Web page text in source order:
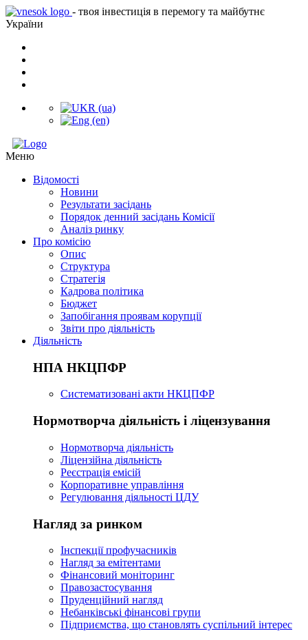
- твоя інвестиція в перемогу та майбутнє
України
Меню
Відомості
Новини
Результати засідань
Порядок денний засідань Комісії
Аналіз ринку
Про комісію
Опис
Структура
Стратегія
Кадрова політика
Бюджет
Запобігання проявам корупції
Звіти про діяльність
Діяльність
НПА НКЦПФР
Систематизовані акти НКЦПФР
Нормотворча діяльність і ліцензування
Нормотворча діяльність
Ліцензійна діяльність
Реєстрація емісій
Корпоративне управління
Регулювання діяльності ЦДУ
Нагляд за ринком
Інспекції профучасників
Нагляд за емітентами
Фінансовий моніторинг
Правозастосування
Пруденційний нагляд
Небанківські фінансові групи
Підприємства, що становлять суспільний інтерес